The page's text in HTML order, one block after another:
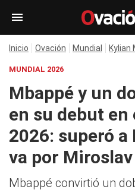
Inicio Ovación Mundial Kylian
MUNDIAL 2026
Mbappé y un
en su debut
2026: superó a
va por
Mbappé convirtió un